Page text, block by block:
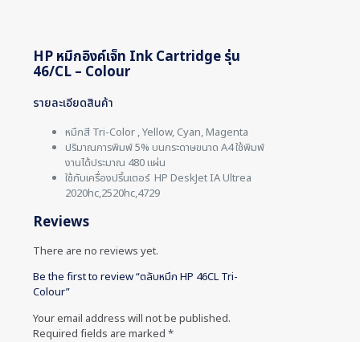
HP หมึกอิงค์เจ็ท Ink Cartridge รุ่น
46/CL – Colour
รายละเอียดสินค้า
หมึกสี Tri-Color , Yellow, Cyan, Magenta
ปริมาณการพิมพ์ 5% บนกระดาษขนาด A4 ใช้พิมพ์
งานได้ประมาณ 480 แผ่น
ใช้กับเครื่องปริ้นเตอร์ HP DeskJet IA Ultrea
2020hc,2520hc,4729
Reviews
There are no reviews yet.
Be the first to review “ตลับหมึก HP 46CL Tri-
Colour”
Your email address will not be published.
Required fields are marked *